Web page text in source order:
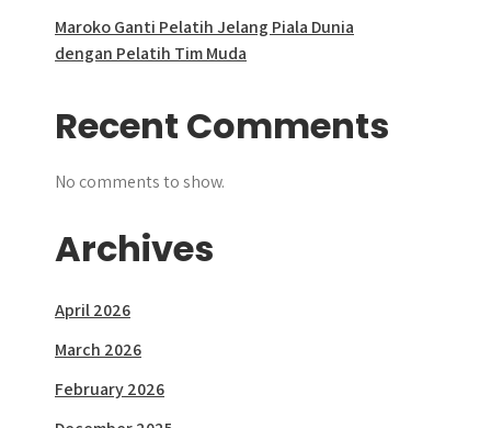
Maroko Ganti Pelatih Jelang Piala Dunia
dengan Pelatih Tim Muda
Recent Comments
No comments to show.
Archives
April 2026
March 2026
February 2026